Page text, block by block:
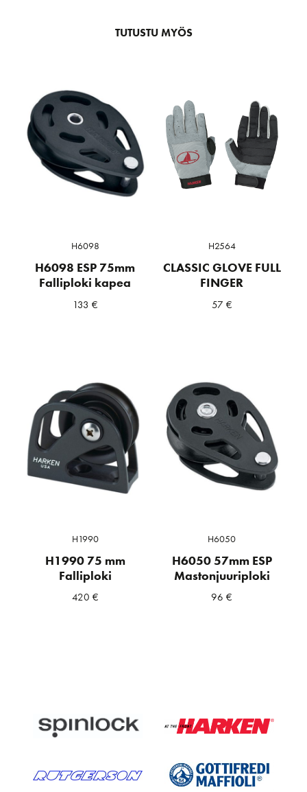
TUTUSTU MYÖS
H6098
H6098 ESP 75mm
Falliploki kapea
133 €
H2564
CLASSIC GLOVE FULL
FINGER
57 €
H1990
H1990 75 mm
Falliploki
420 €
H6050
H6050 57mm ESP
Mastonjuuriploki
96€